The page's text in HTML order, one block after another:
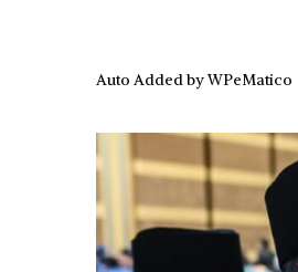
Auto Added by WPeMatico